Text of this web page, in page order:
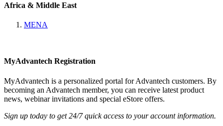
Africa & Middle East
MENA
MyAdvantech Registration
MyAdvantech is a personalized portal for Advantech customers. By
becoming an Advantech member, you can receive latest product
news, webinar invitations and special eStore offers.
Sign up today to get 24/7 quick access to your account information.